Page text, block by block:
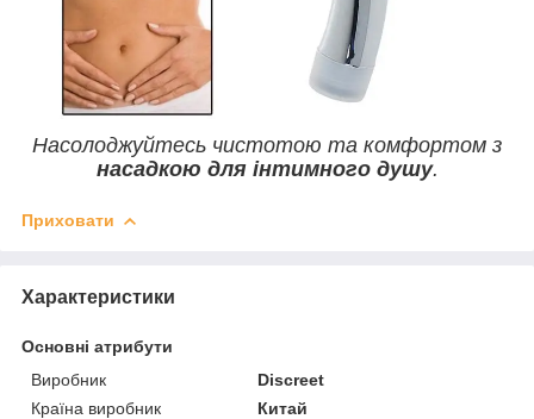
Насолоджуйтесь чистотою та комфортом з
насадкою для інтимного душу.
Приховати
Характеристики
Основні атрибути
Виробник
Discreet
Країна виробник
Китай